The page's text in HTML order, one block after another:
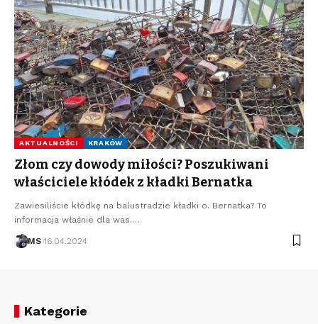
AKTUALNOŚCI KRAKÓW
Złom czy dowody miłości? Poszukiwani
właściciele kłódek z kładki Bernatka
Zawiesiliście kłódkę na balustradzie kładki o. Bernatka? To
informacja właśnie dla was.…
MS 16.04.2024
Kategorie